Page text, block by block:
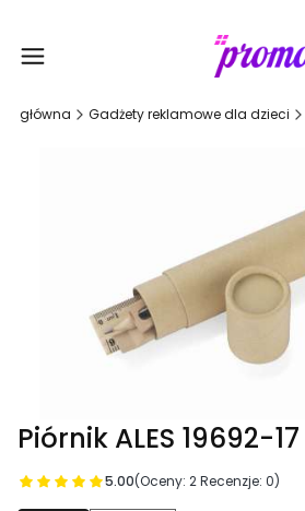
główna Gadżety reklamowe dla dzieci
Piórnik ALES 19692-17
5.00(Oceny: 2 Recenzje: 0)